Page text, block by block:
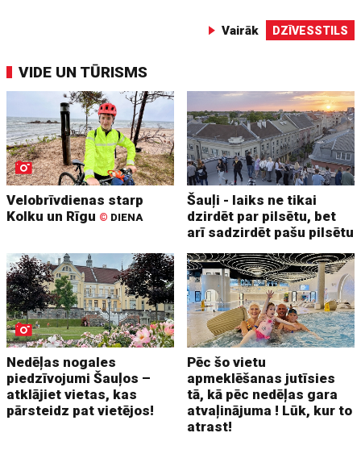
Vairāk DZĪVESSTILS
VIDE UN TŪRISMS
Velobrīvdienas starp
Kolku un Rīgu © DIENA
Šauļi - laiks ne tikai
dzirdēt par pilsētu, bet
arī sadzirdēt pašu pilsētu
Nedēļas nogales
piedzīvojumi Šauļos –
atklājiet vietas, kas
pārsteidz pat vietējos!
Pēc šo vietu
apmeklēšanas jutīsies
tā, kā pēc nedēļas gara
atvaļinājuma ! Lūk, kur to
atrast!